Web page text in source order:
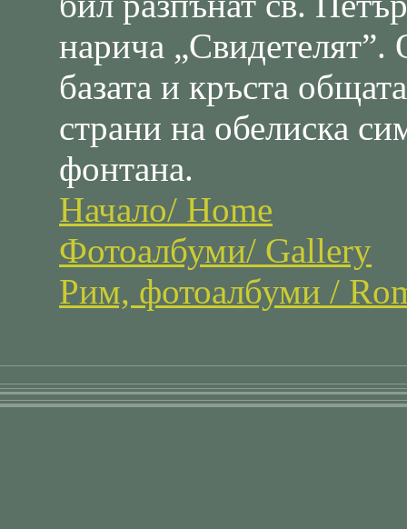
нарича
базата и кръста
страни на обелиска
фонтана.
Начало/ Home
Фотоалбуми/ Gallery
Рим, фотоалбуми /